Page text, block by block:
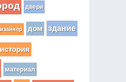
двери
дом здание
история
материал